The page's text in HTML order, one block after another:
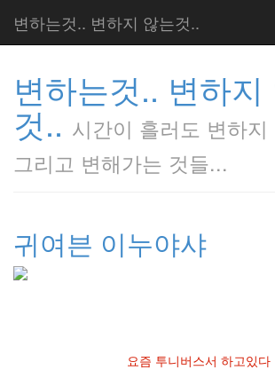
변하는것.. 변하지 않는것..
변하는것.. 변하지
것.. 시간이 흘러도 변하
그리고 변해가는 것들...
귀여븐 이누야샤
요즘 투니버스서 하고있다